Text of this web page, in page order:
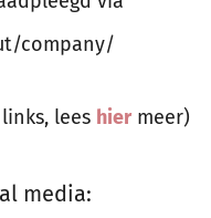
company/
lees hier meer)
media: